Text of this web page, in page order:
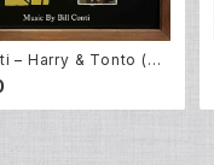
– Harry & Tonto (Or
Picture Soundtr